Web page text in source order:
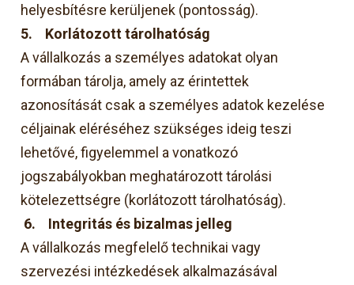
helyesbítésre kerüljenek (pontosság).
5. Korlátozott tárolhatóság
A vállalkozás a személyes adatokat olyan
formában tárolja, amely az érintettek
azonosítását csak a személyes adatok kezelése
céljainak eléréséhez szükséges ideig teszi
lehetővé, figyelemmel a vonatkozó
jogszabályokban meghatározott tárolási
kötelezettségre (korlátozott tárolhatóság).
6. Integritás és bizalmas jelleg
A vállalkozás megfelelő technikai vagy
szervezési intézkedések alkalmazásával